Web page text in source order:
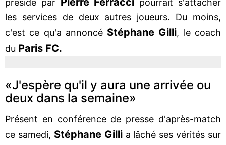
présidé par
pourrait s'attacher
les services de deux autres joueurs. Du moins,
c'est ce qu'a annoncé Stéphane Gilli, le coach
du Paris FC.
«J'espère qu'il y aura une arrivée ou
deux dans la semaine»
Présent en conférence de presse d'après-match
ce samedi, Stéphane Gillia lâché ses vérités sur